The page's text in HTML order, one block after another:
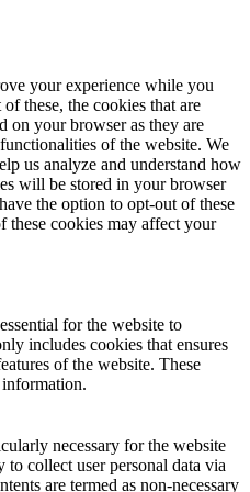
your experience while you
these, the cookies that are
on your browser as they are
of the website. We
us analyze and understand how
will be stored in your browser
the option to opt-out of these
these cookies may affect your
for the website to
includes cookies that ensures
of the website. These
necessary for the website
collect user personal data via
are termed as non-necessary